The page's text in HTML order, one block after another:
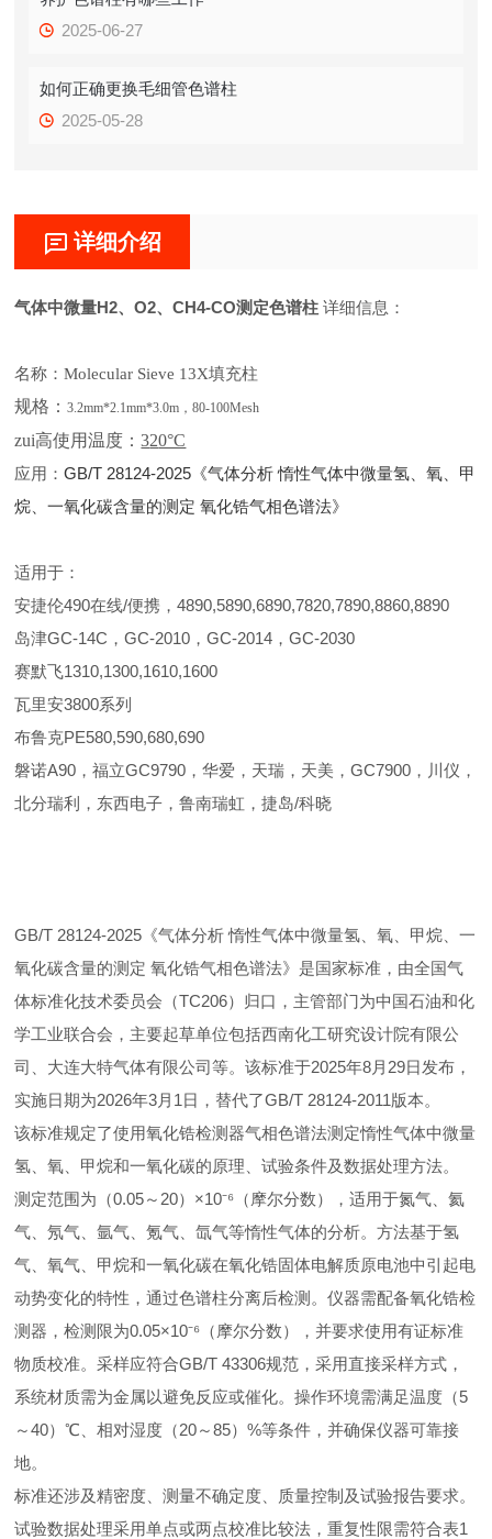
2025-06-27
如何正确更换毛细管色谱柱
2025-05-28
详细介绍
气体中微量H2、O2、CH4-CO测定色谱柱 详细信息：
名称：Molecular Sieve 13X填充柱
规格：3.2mm*2.1mm*3.0m，80-100Mesh
zui高使用温度：320°C
应用：GB/T 28124-2025《气体分析 惰性气体中微量氢、氧、甲
烷、一氧化碳含量的测定 氧化锆气相色谱法》
适用于：
安捷伦490在线/便携，4890,5890,6890,7820,7890,8860,8890
岛津GC-14C，GC-2010，GC-2014，GC-2030
赛默飞1310,1300,1610,1600
瓦里安3800系列
布鲁克PE580,590,680,690
磐诺A90，福立GC9790，华爱，天瑞，天美，GC7900，川仪，
北分瑞利，东西电子，鲁南瑞虹，捷岛/科晓
GB/T 28124-2025《气体分析 惰性气体中微量氢、氧、甲烷、一
氧化碳含量的测定 氧化锆气相色谱法》是国家标准，由全国气
体标准化技术委员会（TC206）归口，主管部门为中国石油和化
学工业联合会，主要起草单位包括西南化工研究设计院有限公
司、大连大特气体有限公司等。该标准于2025年8月29日发布，
实施日期为2026年3月1日，替代了GB/T 28124-2011版本。‌
‌该标准规定了使用氧化锆检测器气相色谱法测定惰性气体中微量
氢、氧、甲烷和一氧化碳的原理、试验条件及数据处理方法。‌
测定范围为（0.05～20）×10⁻⁶（摩尔分数），适用于氮气、氦
气、氖气、氩气、氪气、氙气等惰性气体的分析。方法基于氢
气、氧气、甲烷和一氧化碳在氧化锆固体电解质原电池中引起电
动势变化的特性，通过色谱柱分离后检测。仪器需配备氧化锆检
测器，检测限为0.05×10⁻⁶（摩尔分数），并要求使用有证标准
物质校准。采样应符合GB/T 43306规范，采用直接采样方式，
系统材质需为金属以避免反应或催化。操作环境需满足温度（5
～40）℃、相对湿度（20～85）%等条件，并确保仪器可靠接
地。‌
‌标准还涉及精密度、测量不确定度、质量控制及试验报告要求。‌
试验数据处理采用单点或两点校准比较法，重复性限需符合表1